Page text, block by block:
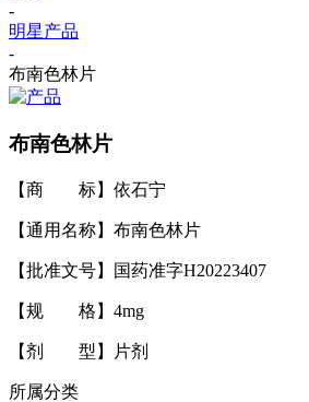
-
明星产品
-
布南色林片
布南色林片
【商 标】依石宁
【通用名称】布南色林片
【批准文号】国药准字H20223407
【规 格】4mg
【剂 型】片剂
所属分类